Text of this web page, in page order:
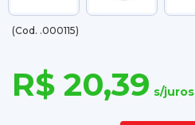
(Cod. .000115)
R$ 20,39 s/juros